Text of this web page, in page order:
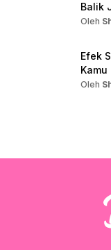
Balik
Oleh
Efek
Kamu
Oleh